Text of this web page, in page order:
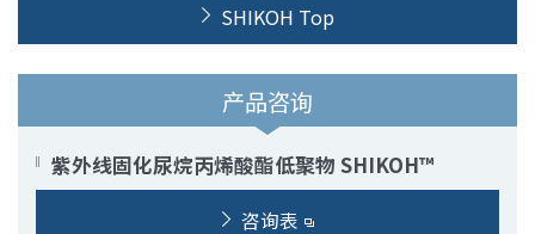
SHIKOH Top
产品咨询
紫外线固化尿烷丙烯酸酯低聚物 SHIKOH™
咨询表